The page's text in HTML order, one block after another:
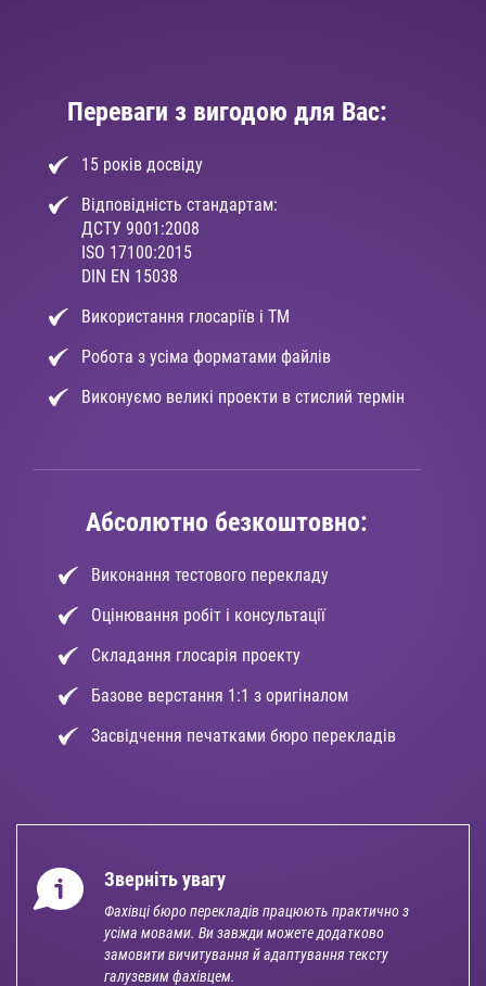
Переваги з вигодою для Вас:
15 років досвіду
Відповідність стандартам:
ДСТУ 9001:2008
ISO 17100:2015
DIN EN 15038
Використання глосаріїв і ТМ
Робота з усіма форматами файлів
Виконуємо великі проекти в стислий термін
Абсолютно безкоштовно:
Виконання тестового перекладу
Оцінювання робіт і консультації
Складання глосарія проекту
Базове верстання 1:1 з оригіналом
Засвідчення печатками бюро перекладів
Зверніть увагу
Фахівці бюро перекладів працюють практично з
усіма мовами. Ви завжди можете додатково
замовити вичитування й адаптування тексту
галузевим фахівцем.